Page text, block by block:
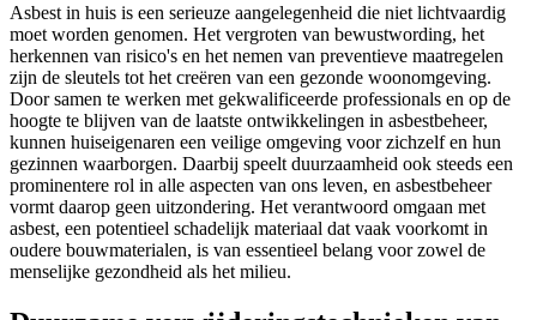
Asbest in huis is een serieuze aangelegenheid die niet lichtvaardig
moet worden genomen. Het vergroten van bewustwording, het
herkennen van risico's en het nemen van preventieve maatregelen
zijn de sleutels tot het creëren van een gezonde woonomgeving.
Door samen te werken met gekwalificeerde professionals en op de
hoogte te blijven van de laatste ontwikkelingen in asbestbeheer,
kunnen huiseigenaren een veilige omgeving voor zichzelf en hun
gezinnen waarborgen. Daarbij speelt duurzaamheid ook steeds een
prominentere rol in alle aspecten van ons leven, en asbestbeheer
vormt daarop geen uitzondering. Het verantwoord omgaan met
asbest, een potentieel schadelijk materiaal dat vaak voorkomt in
oudere bouwmaterialen, is van essentieel belang voor zowel de
menselijke gezondheid als het milieu.